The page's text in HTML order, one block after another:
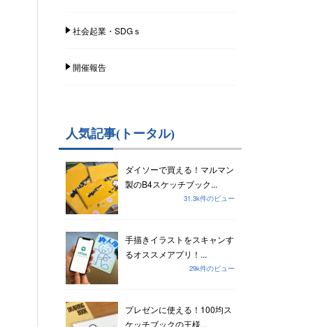
社会起業・SDGｓ
開催報告
人気記事(トータル)
ダイソーで買える！マルマン
製のB4スケッチブック...
31.3k件のビュー
手描きイラストをスキャンす
るオススメアプリ！...
29k件のビュー
プレゼンに使える！100均ス
ケッチブックの王様...